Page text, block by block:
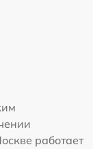
работает